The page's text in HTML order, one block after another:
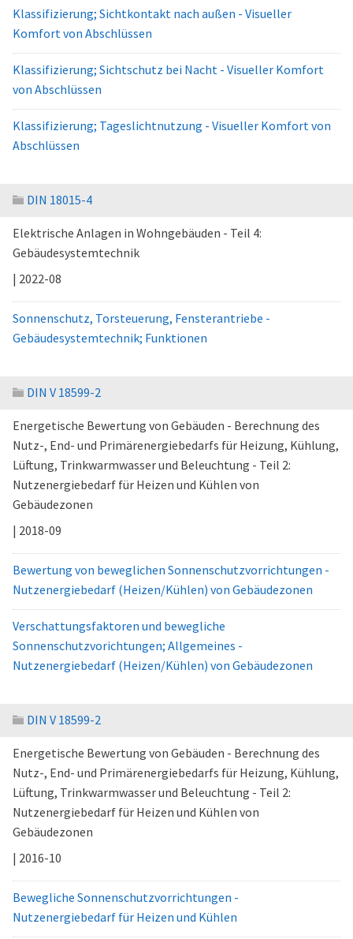
Klassifizierung; Sichtkontakt nach außen - Visueller
Komfort von Abschlüssen
Klassifizierung; Sichtschutz bei Nacht - Visueller Komfort
von Abschlüssen
Klassifizierung; Tageslichtnutzung - Visueller Komfort von
Abschlüssen
DIN 18015-4
Elektrische Anlagen in Wohngebäuden - Teil 4:
Gebäudesystemtechnik
| 2022-08
Sonnenschutz, Torsteuerung, Fensterantriebe -
Gebäudesystemtechnik; Funktionen
DIN V 18599-2
Energetische Bewertung von Gebäuden - Berechnung des
Nutz-, End- und Primärenergiebedarfs für Heizung, Kühlung,
Lüftung, Trinkwarmwasser und Beleuchtung - Teil 2:
Nutzenergiebedarf für Heizen und Kühlen von
Gebäudezonen
| 2018-09
Bewertung von beweglichen Sonnenschutzvorrichtungen -
Nutzenergiebedarf (Heizen/Kühlen) von Gebäudezonen
Verschattungsfaktoren und bewegliche
Sonnenschutzvorichtungen; Allgemeines -
Nutzenergiebedarf (Heizen/Kühlen) von Gebäudezonen
DIN V 18599-2
Energetische Bewertung von Gebäuden - Berechnung des
Nutz-, End- und Primärenergiebedarfs für Heizung, Kühlung,
Lüftung, Trinkwarmwasser und Beleuchtung - Teil 2:
Nutzenergiebedarf für Heizen und Kühlen von
Gebäudezonen
| 2016-10
Bewegliche Sonnenschutzvorrichtungen -
Nutzenergiebedarf für Heizen und Kühlen